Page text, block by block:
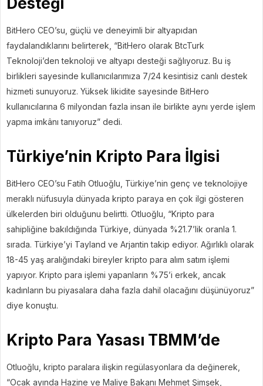
BitHero CEO’su, güçlü ve deneyimli bir altyapıdan
faydalandıklarını belirterek, “BitHero olarak BtcTurk
Teknoloji’den teknoloji ve altyapı desteği sağlıyoruz. Bu iş
birlikleri sayesinde kullanıcılarımıza 7/24 kesintisiz canlı destek
hizmeti sunuyoruz. Yüksek likidite sayesinde BitHero
kullanıcılarına 6 milyondan fazla insan ile birlikte aynı yerde işlem
yapma imkânı tanıyoruz” dedi.
Türkiye’nin Kripto Para İlgisi
BitHero CEO’su Fatih Otluoğlu, Türkiye’nin genç ve teknolojiye
meraklı nüfusuyla dünyada kripto paraya en çok ilgi gösteren
ülkelerden biri olduğunu belirtti. Otluoğlu, “Kripto para
sahipliğine bakıldığında Türkiye, dünyada %21.7’lik oranla 1.
sırada. Türkiye’yi Tayland ve Arjantin takip ediyor. Ağırlıklı olarak
18-45 yaş aralığındaki bireyler kripto para alım satım işlemi
yapıyor. Kripto para işlemi yapanların %75’i erkek, ancak
kadınların bu piyasalara daha fazla dahil olacağını düşünüyoruz”
diye konuştu.
Kripto Para Yasası TBMM’de
Otluoğlu, kripto paralara ilişkin regülasyonlara da değinerek,
“Ocak ayında Hazine ve Maliye Bakanı Mehmet Şimşek,